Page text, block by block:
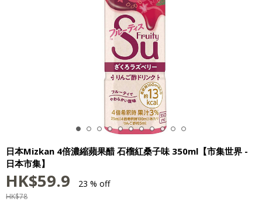
日本Mizkan 4倍濃縮蘋果醋 石榴紅桑子味 350ml【市集世界 -
日本市集】
HK$59.9 23 % off
HK$78